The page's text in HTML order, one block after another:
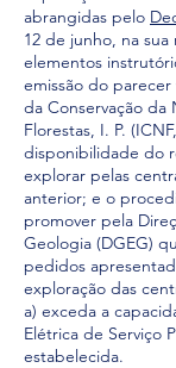
abrangidas pelo
12 de junho, na
elementos
emissão do
da Conservação da
Florestas, I. P.
disponibilidade do
explorar pelas
anterior; e o
promover pela
Geologia (DGEG)
pedidos
exploração das
a) exceda a
Elétrica de Serviço
estabelecida.